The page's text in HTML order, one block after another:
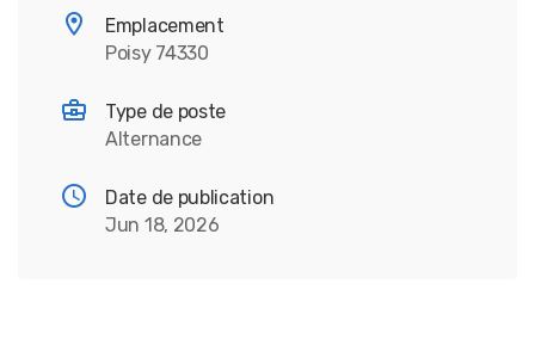
Emplacement
Poisy 74330
Type de poste
Alternance
Date de publication
Jun 18, 2026